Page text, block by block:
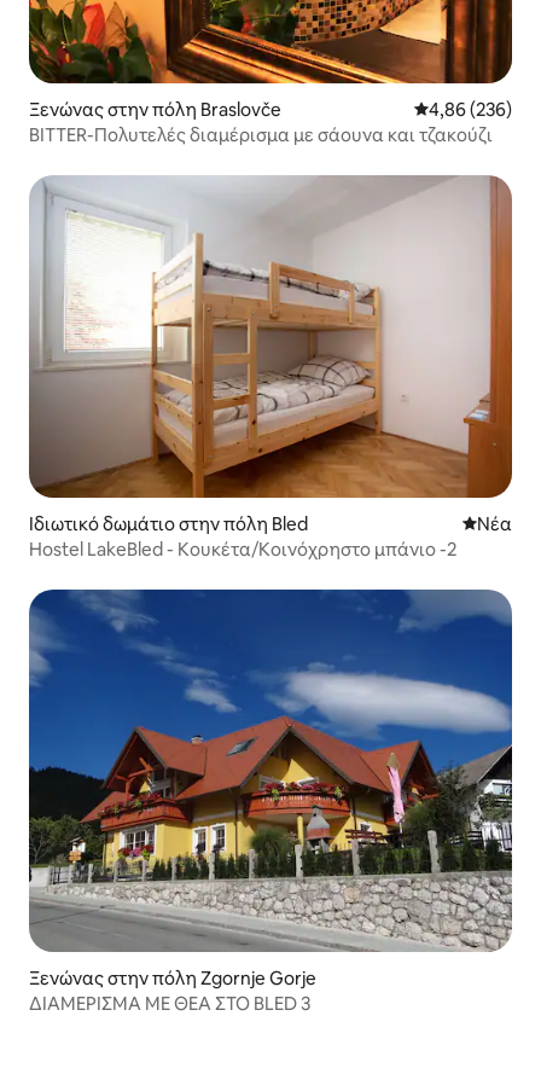
Ξενώνας στην πόλη Braslovče Μέση
4,86 (236)
BITTER-Πολυτελές διαμέρισμα με σάουνα και τζακούζι
Ιδιωτικό δωμάτιο στην πόλη Bled Νέος
Νέα
Hostel LakeBled - Κουκέτα/Κοινόχρηστο μπάνιο -2
Ξενώνας στην πόλη Zgornje Gorje
ΔΙΑΜΕΡΙΣΜΑ ΜΕ ΘΕΑ ΣΤΟ BLED 3